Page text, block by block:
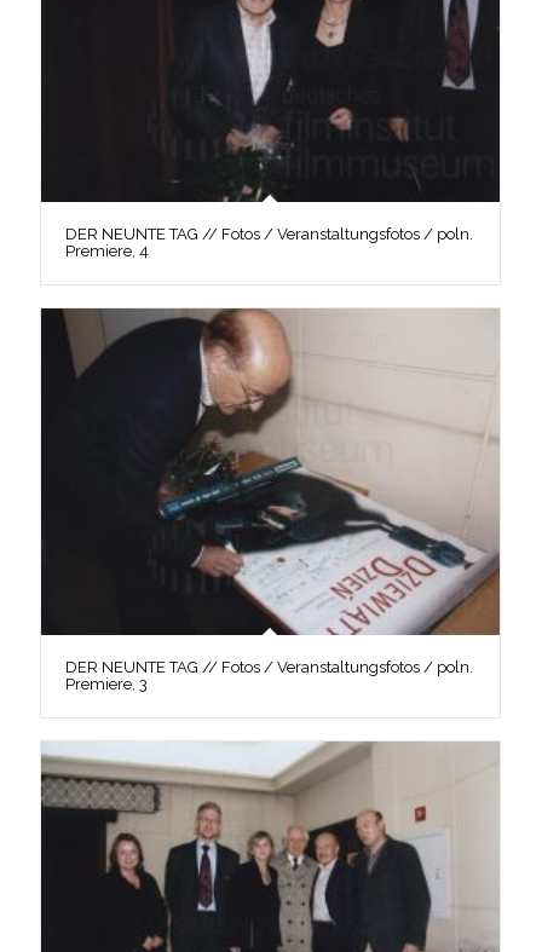
DER NEUNTE TAG // Fotos / Veranstaltungsfotos / poln.
Premiere, 4
DER NEUNTE TAG // Fotos / Veranstaltungsfotos / poln.
Premiere, 3